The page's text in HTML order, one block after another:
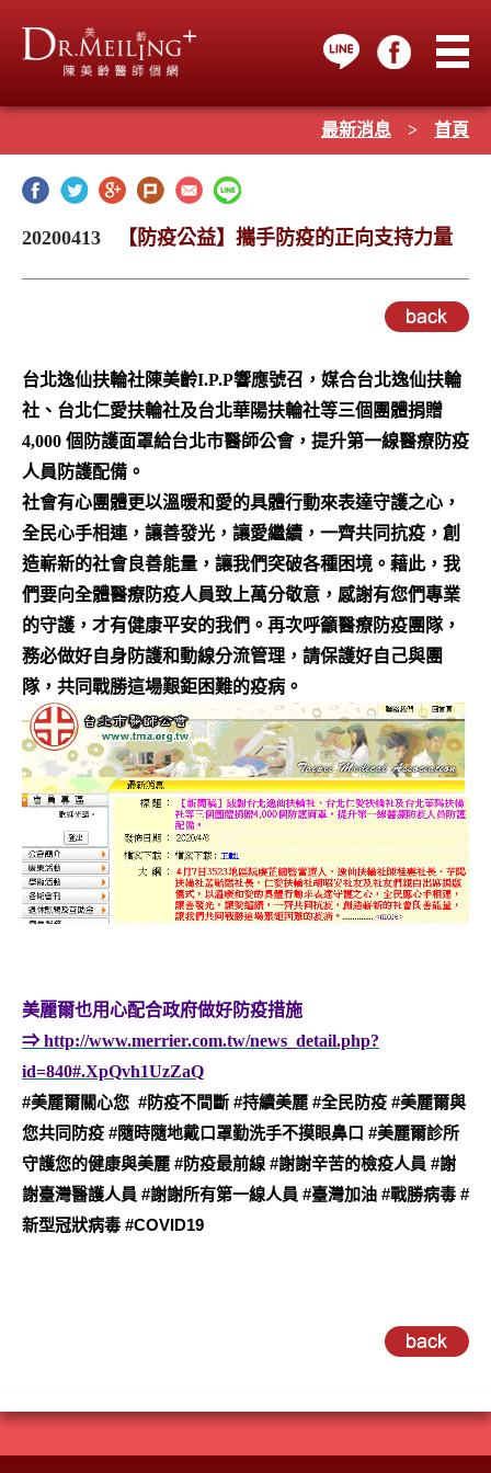
最新消息 > 首頁
20200413 【防疫公益】攜手防疫的正向支持力量
台北逸仙扶輪社陳美齡I.P.P響應號召，媒合台北逸仙扶輪
社、台北仁愛扶輪社及台北華陽扶輪社等三個團體捐贈
4,000 個防護面罩給台北市醫師公會，提升第一線醫療防疫
人員防護配備。
社會有心團體更以溫暖和愛的具體行動來表達守護之心，
全民心手相連，讓善發光，讓愛繼續，一齊共同抗疫，創
造嶄新的社會良善能量，讓我們突破各種困境。藉此，我
們要向全體醫療防疫人員致上萬分敬意，感謝有您們專業
的守護，才有健康平安的我們。再次呼籲醫療防疫團隊，
務必做好自身防護和動線分流管理，請保護好自己與團
隊，共同戰勝這場艱鉅困難的疫病。
美麗爾也用心配合政府做好防疫措施
⇒ http://www.merrier.com.tw/news_detail.php?
id=840#.XpQvh1UzZaQ
#美麗爾關心您 #防疫不間斷 #持續美麗 #全民防疫 #美麗爾與
您共同防疫 #隨時隨地戴口罩勤洗手不摸眼鼻口 #美麗爾診所
守護您的健康與美麗 #防疫最前線 #謝謝辛苦的檢疫人員 #謝
謝臺灣醫護人員 #謝謝所有第一線人員 #臺灣加油 #戰勝病毒 #
新型冠狀病毒 #COVID19